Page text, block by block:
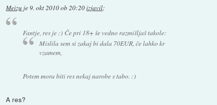
Meizu je9. okt 2010 ob 20:20izjavil:
Fantje, res je :) Če pri 18+ še vedno razmišljaš takole:
Mislila sem si zakaj bi dala 70EUR, če lahko kr
vzamem,
Potem mora biti res nekaj narobe s tabo. :)
A res?